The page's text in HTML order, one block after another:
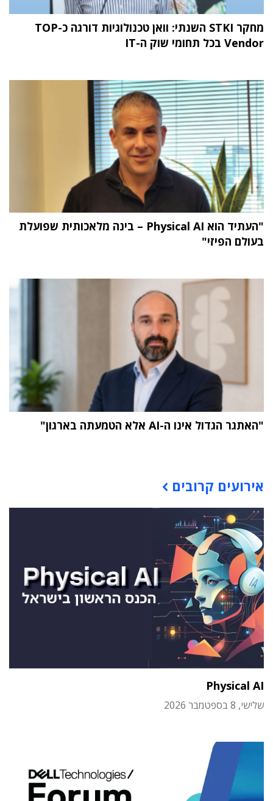
מחקר STKI השנתי: וואן טכנולוגיות דורגה כ-TOP
Vendor בכל תחומי שוק ה-IT
"העתיד הוא Physical AI – בינה מלאכותית שפועלת
בעולם הפיזי"
"האתגר הגדול אינו ה-AI אלא הטמעתה בארגון"
אירועים קרובים
Physical AI
שלישי, 8 בספטמבר 2026